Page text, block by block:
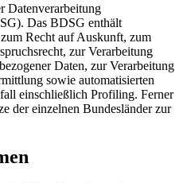
Datenverarbeitung
Das BDSG enthält
Recht auf Auskunft, zum
zur Verarbeitung
Daten, zur Verarbeitung
sowie automatisierten
einschließlich Profiling. Ferner
der einzelnen Bundesländer zur